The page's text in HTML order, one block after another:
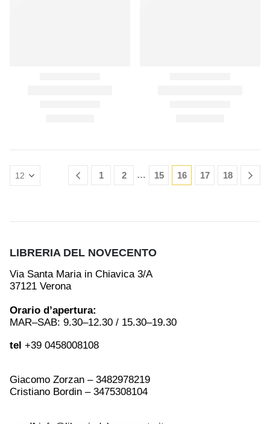
1 2 … 15 16 17 18
LIBRERIA DEL NOVECENTO
Via Santa Maria in Chiavica 3/A
37121 Verona
Orario d’apertura:
MAR–SAB: 9.30–12.30 / 15.30–19.30
tel +39 0458008108
Giacomo Zorzan – 3482978219
Cristiano Bordin – 3475308104